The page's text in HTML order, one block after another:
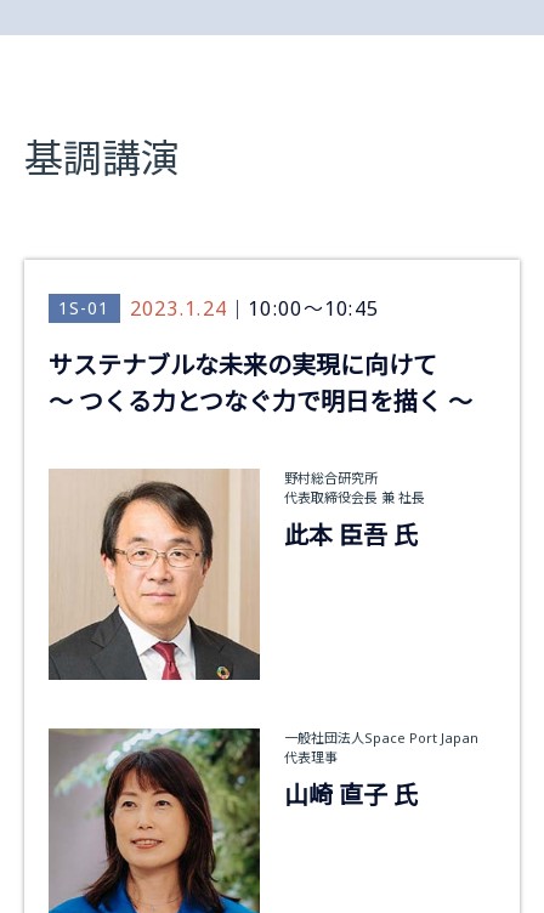
基調講演
1S-01 2023.1.24 10:00～10:45
サステナブルな未来の実現に向けて
～ つくる力とつなぐ力で明日を描く ～
野村総合研究所
代表取締役会長 兼 社長
此本 臣吾 氏
一般社団法人Space Port Japan
代表理事
山崎 直子 氏